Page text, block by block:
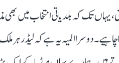
تک کہ بلدیاتی انتخاب میں بھی
چاہیے۔ دوسرا المیہ یہ ہے کہ لیڈر ہر